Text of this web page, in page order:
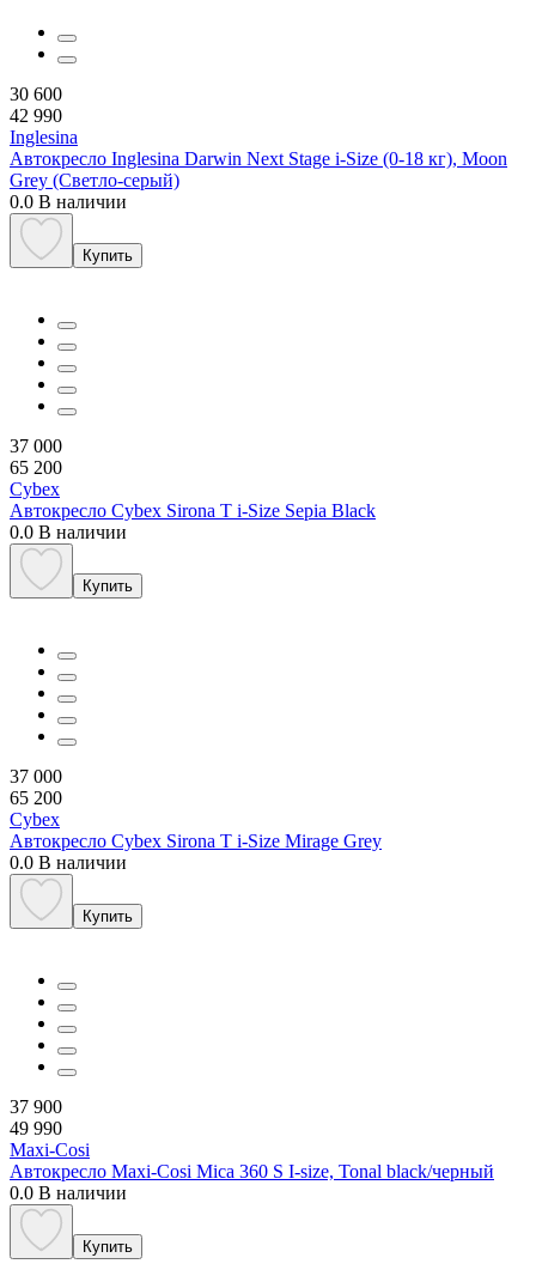
30 600
42 990
Inglesina
Автокресло Inglesina Darwin Next Stage i-Size (0-18 кг), Moon
Grey (Светло-серый)
0.0 В наличии
Купить
37 000
65 200
Cybex
Автокресло Cybex Sirona T i-Size Sepia Black
0.0 В наличии
Купить
37 000
65 200
Cybex
Автокресло Cybex Sirona T i-Size Mirage Grey
0.0 В наличии
Купить
37 900
49 990
Maxi-Cosi
Автокресло Maxi-Cosi Mica 360 S I-size, Tonal black/черный
0.0 В наличии
Купить